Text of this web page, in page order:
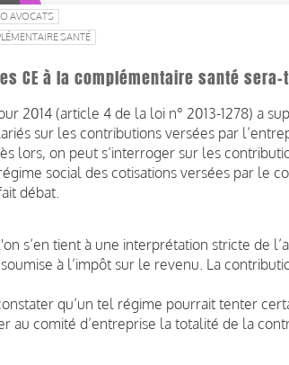
AVOCATS
SANTÉ
CE à la complémentaire santé
2014 (article 4 de la loi n° 2013-1278) a
sur les contributions versées par
lors, on peut s’interroger sur les
social des cotisations versées par le
débat.
s’en tient à une interprétation stricte de
à l’impôt sur le revenu. La
qu’un tel régime pourrait tenter
au comité d’entreprise la totalité de la